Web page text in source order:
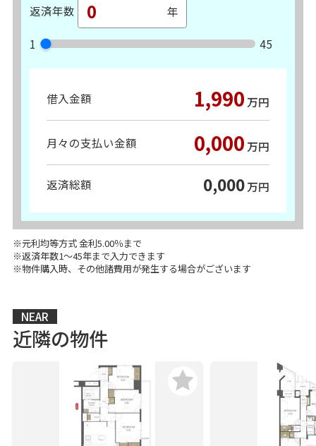
返済年数
1 45
借入金額 1,990 万円
月々の支払い金額 0,000 万円
返済総額 0,000万円
※元利均等方式 金利5.00％まで
※返済年数1～45年まで入力できます
※物件購入時、その他諸費用が発生する場合がございます
NEAR
近隣の物件